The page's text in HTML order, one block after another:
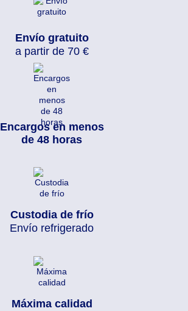
Envío gratuito
a partir de 70 €
Encargos en menos
de 48 horas
Custodia de frío
Envío refrigerado
Máxima calidad